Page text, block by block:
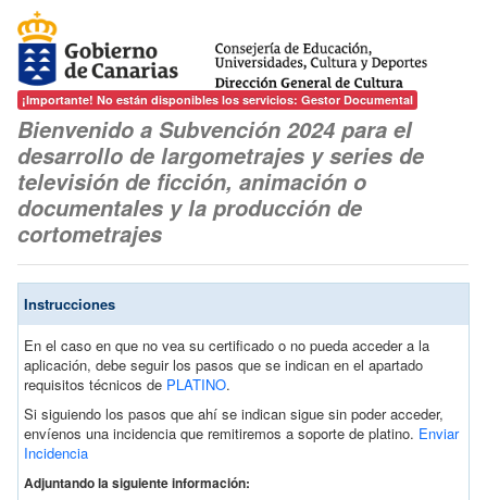
¡Importante! No están disponibles los servicios: Gestor Documental
Bienvenido a Subvención 2024 para el
desarrollo de largometrajes y series de
televisión de ficción, animación o
documentales y la producción de
cortometrajes
Instrucciones
En el caso en que no vea su certificado o no pueda acceder a la
aplicación, debe seguir los pasos que se indican en el apartado
requisitos técnicos de PLATINO.
Si siguiendo los pasos que ahí se indican sigue sin poder acceder,
envíenos una incidencia que remitiremos a soporte de platino. Enviar
Incidencia
Adjuntando la siguiente información: